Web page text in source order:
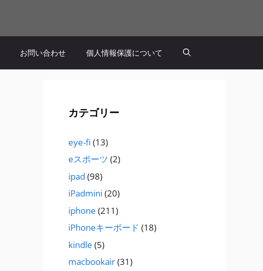
お問い合わせ 個人情報保護について
カテゴリー
eye-fi (13)
eスポーツ (2)
ipad (98)
iPadmini (20)
iphone (211)
iPhoneキーボード (18)
kindle (5)
macbookair(31)